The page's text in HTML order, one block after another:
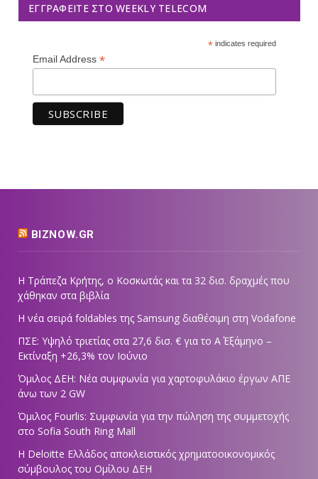
ΕΓΓΡΑΦΕΊΤΕ ΣΤΟ WEEKLY TELECOM
*indicates required
Email Address *
BIZNOW.GR
Η Τράπεζα Κρήτης, ο Κοσκωτάς και τα 32 δισ. δραχμές που
χάθηκαν στα βιβλία
Η νέα σειρά foldables της Samsung διαθέσιμη στη Vodafone
ΠΣΕ: Υψηλό τριετίας στα 27,6 δισ. € για το Α΄ Εξάμηνο –
Εκτίναξη +26,3% τον Ιούνιο
Όμιλος ΔΕΗ: Νέα συμφωνία για χαρτοφυλάκιο έργων ΑΠΕ
άνω των 2 GW
Όμιλος Fourlis: Συμφωνία για την πώληση της συμμετοχής
στο Sofia South Ring Mall
Η Deloitte Ελλάδος αποκλειστικός χρηματοοικονομικός
σύμβουλος του Ομίλου ΔΕΗ